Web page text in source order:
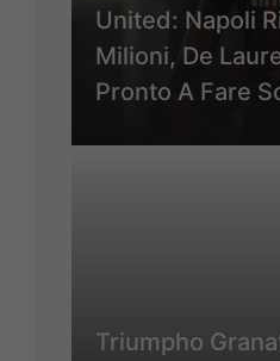
United: Napoli
Milioni, De
Pronto A Fare
Triumpho